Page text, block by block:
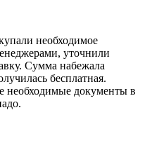
необходимое
уточнили
Сумма набежала
бесплатная.
необходимые документы в